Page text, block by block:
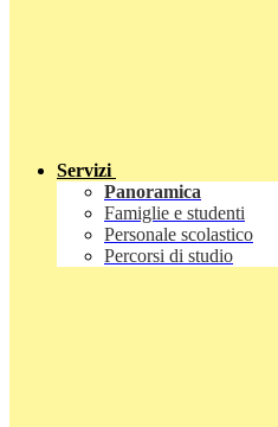
Servizi
Panoramica
Famiglie e studenti
Personale scolastico
Percorsi di studio